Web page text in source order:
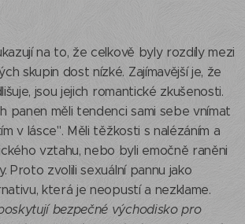
na to, že celkově byly rozdíly mezi
skupin dost nízké. Zajímavější je, že
jsou jejich romantické zkušenosti.
panen měli tendenci sami sebe vnímat
v lásce". Měli těžkosti s nalézáním a
vztahu, nebo byli emočně raněni
Proto zvolili sexuální pannu jako
která je neopustí a nezklame.
bezpečné východisko pro